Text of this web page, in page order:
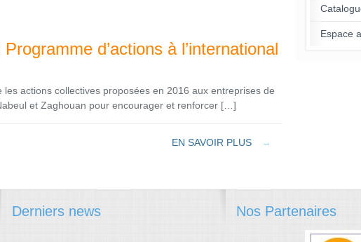
d’actions à l’international
actions collectives proposées en 2016 aux entreprises de
et Zaghouan pour encourager et renforcer […]
EN SAVOIR PLUS →
Espace
Derniers news Nos Partenaires